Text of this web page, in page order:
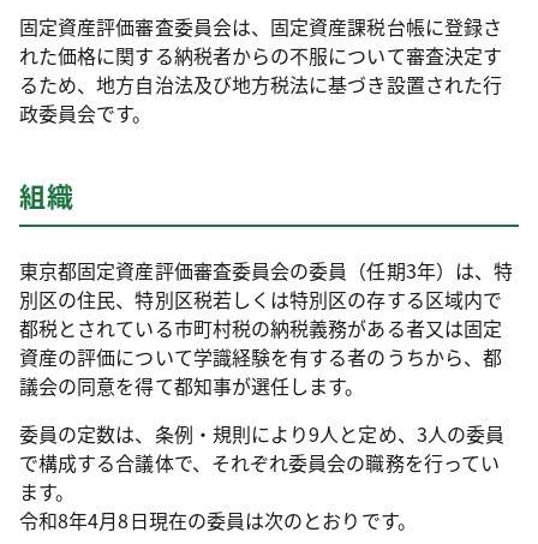
固定資産評価審査委員会は、固定資産課税台帳に登録さ
れた価格に関する納税者からの不服について審査決定す
るため、地方自治法及び地方税法に基づき設置された行
政委員会です。
組織
東京都固定資産評価審査委員会の委員（任期3年）は、特
別区の住民、特別区税若しくは特別区の存する区域内で
都税とされている市町村税の納税義務がある者又は固定
資産の評価について学識経験を有する者のうちから、都
議会の同意を得て都知事が選任します。
委員の定数は、条例・規則により9人と定め、3人の委員
で構成する合議体で、それぞれ委員会の職務を行ってい
ます。
令和8年4月8日現在の委員は次のとおりです。